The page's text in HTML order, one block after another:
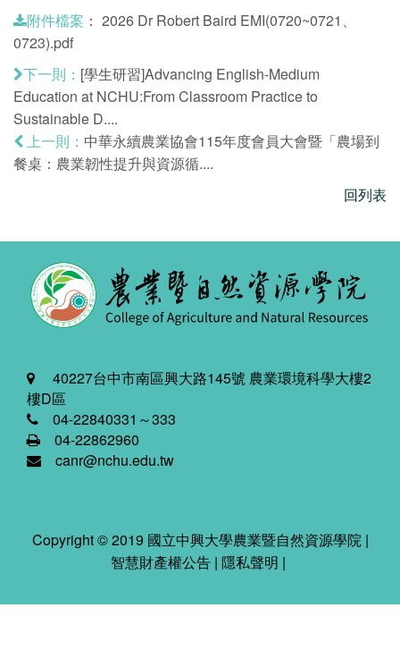
附件檔案 ： 2026 Dr Robert Baird EMI(0720~0721、
0723).pdf
下一則： [學生研習]Advancing English-Medium
Education at NCHU:From Classroom Practice to
Sustainable D....
上一則： 中華永續農業協會115年度會員大會暨「農場到
餐桌：農業韌性提升與資源循....
回列表
40227台中市南區興大路145號 農業環境科學大樓2
樓D區
04-22840331～333
04-22862960
canr@nchu.edu.tw
Copyright © 2019 國立中興大學農業暨自然資源學院 |
智慧財產權公告 | 隱私聲明 |